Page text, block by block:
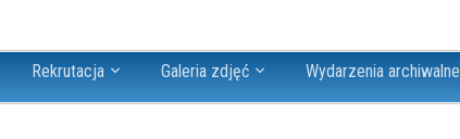
Rekrutacja Galeria zdjęć Wydarzenia archiwalne